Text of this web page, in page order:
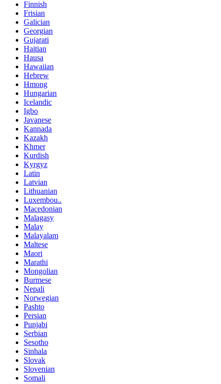
Finnish
Frisian
Galician
Georgian
Gujarati
Haitian
Hausa
Hawaiian
Hebrew
Hmong
Hungarian
Icelandic
Igbo
Javanese
Kannada
Kazakh
Khmer
Kurdish
Kyrgyz
Latin
Latvian
Lithuanian
Luxembou..
Macedonian
Malagasy
Malay
Malayalam
Maltese
Maori
Marathi
Mongolian
Burmese
Nepali
Norwegian
Pashto
Persian
Punjabi
Serbian
Sesotho
Sinhala
Slovak
Slovenian
Somali